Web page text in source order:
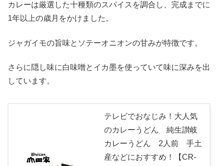
カレーは厳選した十種類のスパイスを調合し、完成までに
1年以上の歳月をかけました。
ジャガイモの旨味とソテーオニオンの甘みが特徴です。
さらに隠し味に白味噌とイカ墨を使っていて味に深みを出
しています。
テレビでおなじみ！大人気
のカレーうどん 純生讃岐
カレーうどん 2人前 手土
産などにおすすめ！【CR-